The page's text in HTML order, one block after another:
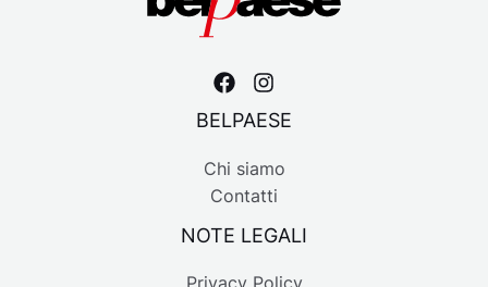
BELPAESE
Chi siamo
Contatti
NOTE LEGALI